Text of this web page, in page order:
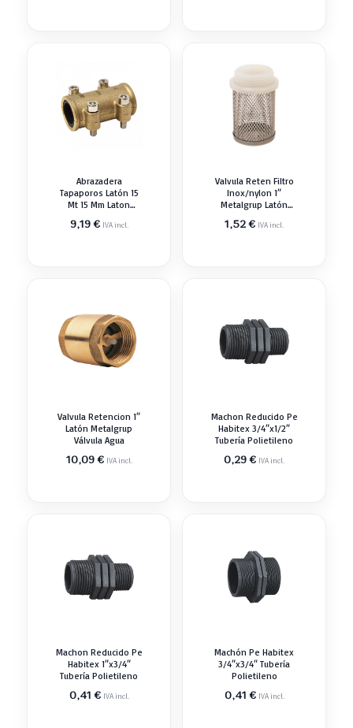
Abrazadera
Tapaporos Latón 15
Mt 15 Mm Laton
9,19€ IVA incl.
Valvula Reten Filtro
Inox/nylon 1″
Metalgrup Latón
1,52€ IVA incl.
Valvula Retencion 1″
Latón Metalgrup
Válvula Agua
10,09€ IVA incl.
Machon Reducido Pe
Habitex 3/4″x1/2″
Tubería Polietileno
0,29€ IVA incl.
Machon Reducido Pe
Habitex 1″x3/4″
Tubería Polietileno
0,41€ IVA incl.
Machón Pe Habitex
3/4″x3/4″ Tubería
Polietileno
0,41€ IVA incl.